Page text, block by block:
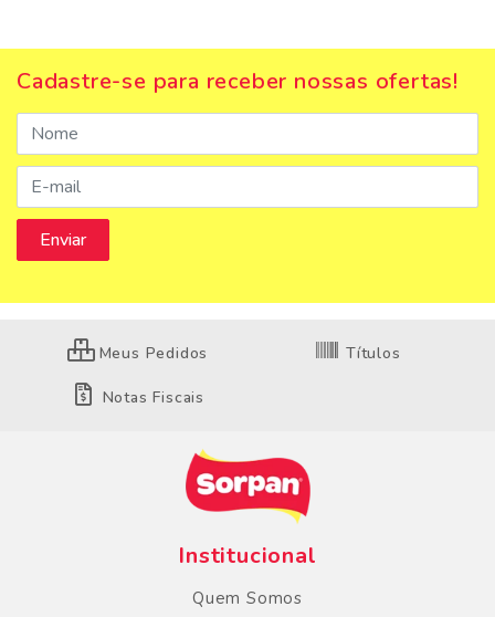
Cadastre-se para receber nossas ofertas!
Meus Pedidos Títulos
Notas Fiscais
Institucional
Quem Somos